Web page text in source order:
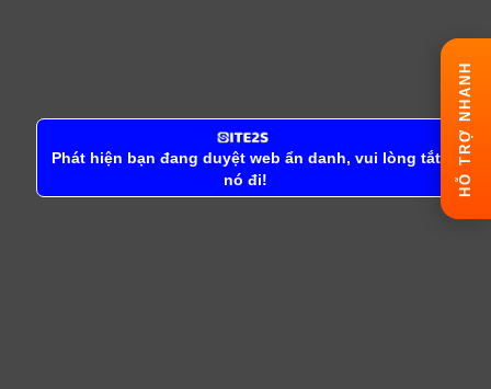
HỖ TRỢ NHANH